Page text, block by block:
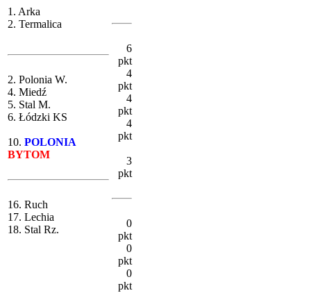
1. Arka
2. Termalica
2. Polonia W.
4. Miedź
5. Stal M.
6. Łódzki KS
10. POLONIA
BYTOM
16. Ruch
17. Lechia
18. Stal Rz.
6
pkt
4
pkt
4
pkt
4
pkt
3
pkt
0
pkt
0
pkt
0
pkt